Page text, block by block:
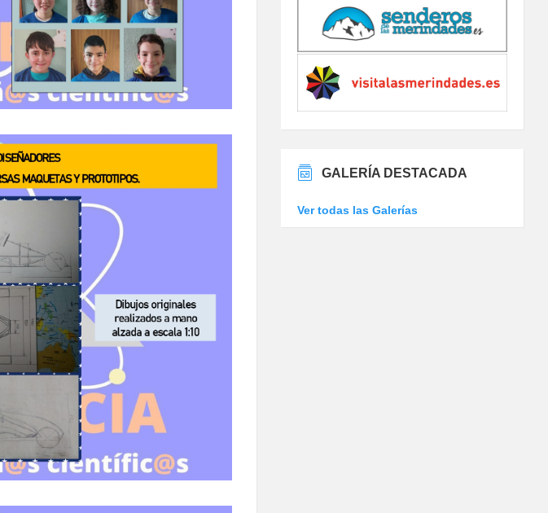
GALERÍA DESTACADA
Ver todas las Galerías